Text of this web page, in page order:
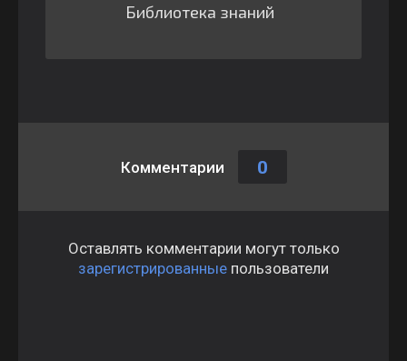
Библиотека знаний
Комментарии 0
Оставлять комментарии могут только
зарегистрированные пользователи